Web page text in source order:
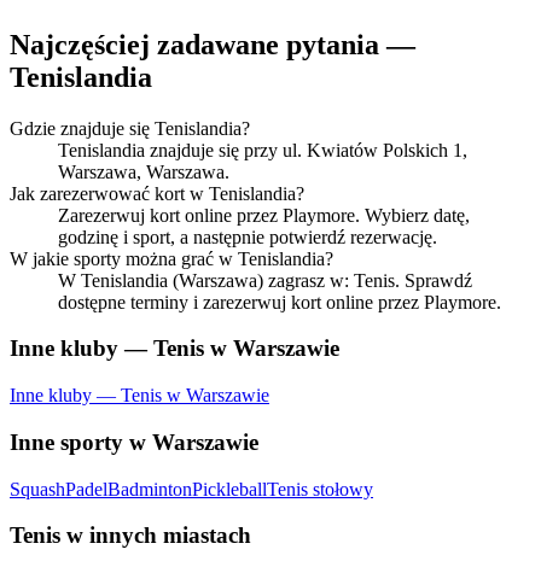
Najczęściej zadawane pytania —
Tenislandia
Gdzie znajduje się Tenislandia?
Tenislandia znajduje się przy ul. Kwiatów Polskich 1,
Warszawa, Warszawa.
Jak zarezerwować kort w Tenislandia?
Zarezerwuj kort online przez Playmore. Wybierz datę,
godzinę i sport, a następnie potwierdź rezerwację.
W jakie sporty można grać w Tenislandia?
W Tenislandia (Warszawa) zagrasz w: Tenis. Sprawdź
dostępne terminy i zarezerwuj kort online przez Playmore.
Inne kluby — Tenis w Warszawie
Inne kluby — Tenis w Warszawie
Inne sporty w Warszawie
SquashPadelBadmintonPickleballTenis stołowy
Tenis w innych miastach